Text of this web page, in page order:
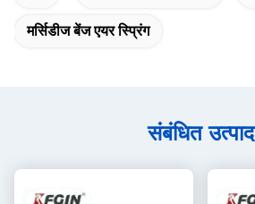
मर्सिडीज बेंज एयर स्प्रिंग
संबंधित उत्पाद